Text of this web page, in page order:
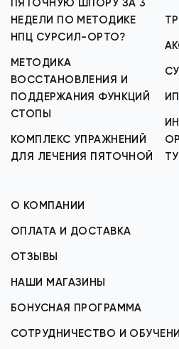
ПЯТОЧНУЮ ШПОРУ ЗА 3
НЕДЕЛИ ПО МЕТОДИКЕ
НПЦ СУРСИЛ-ОРТО?
МЕТОДИКА
ВОССТАНОВЛЕНИЯ И
ПОДДЕРЖАНИЯ ФУНКЦИЙ
СТОПЫ
КОМПЛЕКС УПРАЖНЕНИЙ
ДЛЯ ЛЕЧЕНИЯ ПЯТОЧНОЙ
О КОМПАНИИ
ОПЛАТА И ДОСТАВКА
ОТЗЫВЫ
НАШИ МАГАЗИНЫ
БОНУСНАЯ ПРОГРАММА
СОТРУДНИЧЕСТВО И